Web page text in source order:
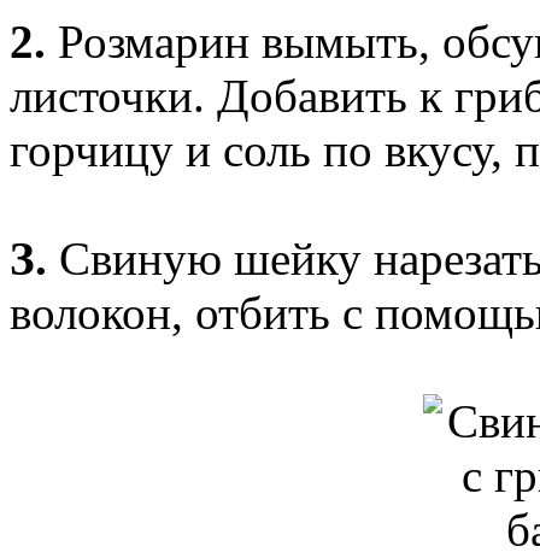
2. Розмарин вымыть,
листочки. Добавить к
горчицу и соль по вкусу,
З. Свиную шейку
волокон, отбить с